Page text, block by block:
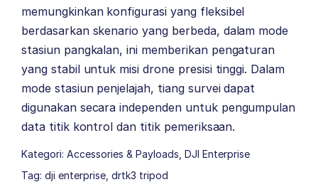
memungkinkan konfigurasi yang fleksibel
berdasarkan skenario yang berbeda, dalam mode
stasiun pangkalan, ini memberikan pengaturan
yang stabil untuk misi drone presisi tinggi. Dalam
mode stasiun penjelajah, tiang survei dapat
digunakan secara independen untuk pengumpulan
data titik kontrol dan titik pemeriksaan.
Kategori: Accessories & Payloads DJI Enterprise
Tag: dji enterprise drtk3 tripod